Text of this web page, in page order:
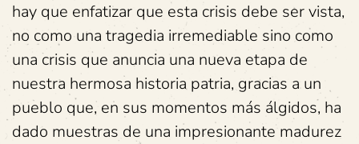
hay que enfatizar que esta crisis debe ser vista,
no como una tragedia irremediable sino como
una crisis que anuncia una nueva etapa de
nuestra hermosa historia patria, gracias a un
pueblo que, en sus momentos más álgidos, ha
dado muestras de una impresionante madurez